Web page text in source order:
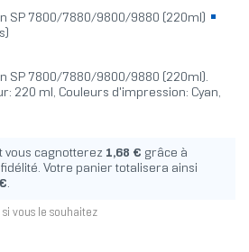
SP 7800/7880/9800/9880 (220ml)
SP 7800/7880/9800/9880 (220ml).
220 ml, Couleurs d'impression: Cyan,
vous cagnotterez 1,68 € grâce à
Votre panier totalisera ainsi
.
si vous le souhaitez